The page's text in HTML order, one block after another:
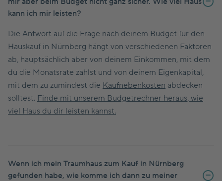
kann ich mir leisten?
Die Antwort auf die Frage nach deinem Budget für den
Hauskauf in Nürnberg hängt von verschiedenen Faktoren
ab, hauptsächlich aber von deinem Einkommen, mit dem
du die Monatsrate zahlst und von deinem Eigenkapital,
mit dem zu zumindest die Kaufnebenkosten abdecken
solltest. Finde mit unserem Budgetrechner heraus, wie
viel Haus du dir leisten kannst.
Wenn ich mein Traumhaus zum Kauf in Nürnberg
gefunden habe, wie komme ich dann zu meiner